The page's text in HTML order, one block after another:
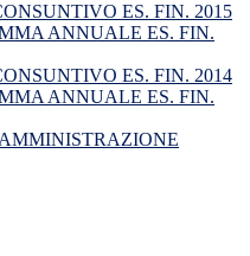
ES. FIN. 2015
ANNUALE ES. FIN.
ES. FIN. 2014
ANNUALE ES. FIN.